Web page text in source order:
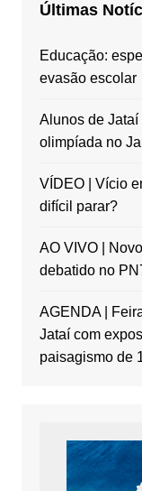
Últimas
Educação:
evasão escolar
Alunos de
olimpíada no
VÍDEO | Vício
difícil parar?
AO VIVO |
debatido no
AGENDA |
Jataí com
paisagismo de